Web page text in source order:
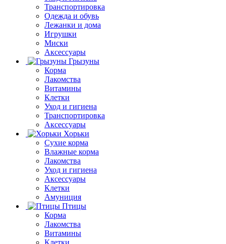
Транспортировка
Одежда и обувь
Лежанки и дома
Игрушки
Миски
Аксессуары
Грызуны
Корма
Лакомства
Витамины
Клетки
Уход и гигиена
Транспортировка
Аксессуары
Хорьки
Сухие корма
Влажные корма
Лакомства
Уход и гигиена
Аксессуары
Клетки
Амуниция
Птицы
Корма
Лакомства
Витамины
Клетки